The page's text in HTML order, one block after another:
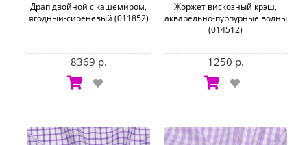
Драп двойной с кашемиром,
ягодный-сиреневый (011852)
8369 р.
Жоржет вискозный крэш,
акварельно-пурпурные волны
(014512)
1250 р.